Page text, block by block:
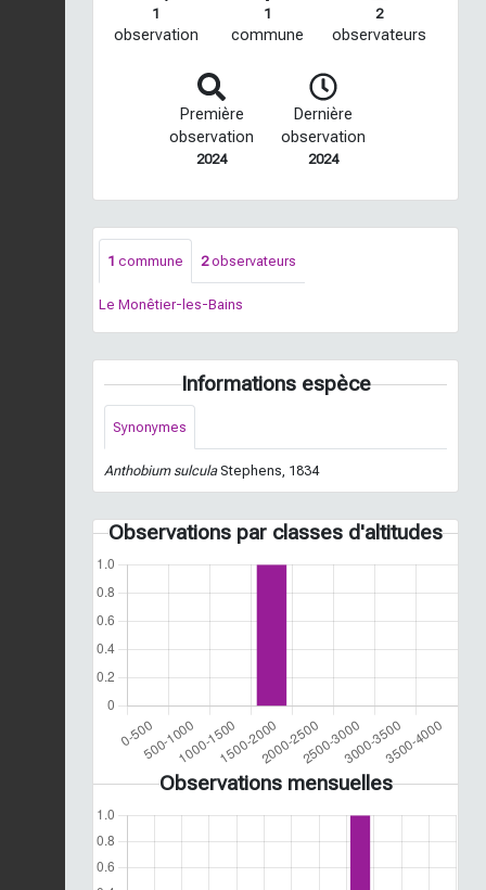
1
observation
1
commune
2
observateurs
Première
observation
2024
Dernière
observation
2024
1 commune 2observateurs
Le Monêtier-les-Bains
Informations espèce
Synonymes
Anthobium sulculaStephens, 1834
Observations par classes d'altitudes
Observations mensuelles